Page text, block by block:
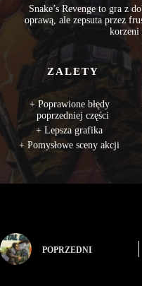
Snake’s Revenge to gra z
oprawą, ale zepsuta przez
korzeni
ZALETY
Poprawione błędy
poprzedniej części
Lepsza grafika
Pomysłowe sceny akcji
POPRZEDNI